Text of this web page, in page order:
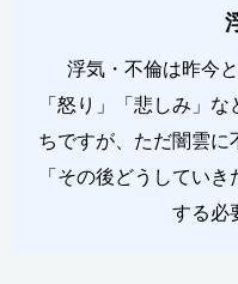
浮気・不倫は昨今
「怒り」「悲しみ」
ちですが、ただ闇雲に
「その後どうしてい
する必